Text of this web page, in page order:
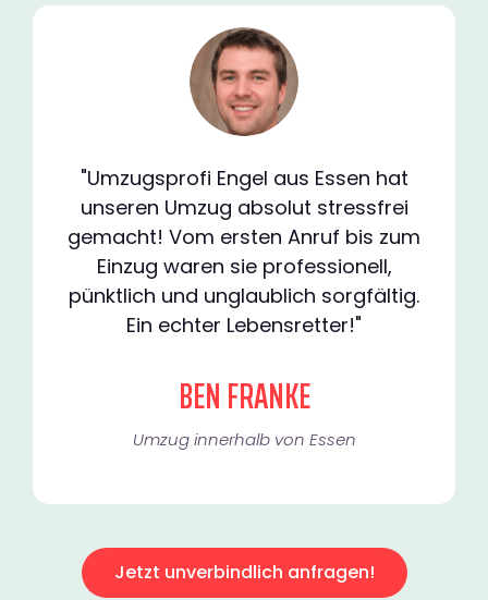
"Umzugsprofi Engel aus Essen hat
unseren Umzug absolut stressfrei
gemacht! Vom ersten Anruf bis zum
Einzug waren sie professionell,
pünktlich und unglaublich sorgfältig.
Ein echter Lebensretter!"
BEN FRANKE
Umzug innerhalb von Essen​
Jetzt unverbindlich anfragen!